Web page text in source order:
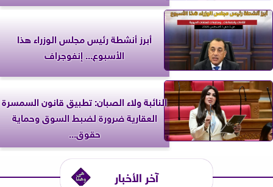
أبرز أنشطة رئيس مجلس الوزراء هذا
الأسبوع... إنفوجراف
النائبة ولاء الصبان: تطبيق قانون السمسرة
العقارية ضرورة لضبط السوق وحماية
حقوق...
آخر الأخبار